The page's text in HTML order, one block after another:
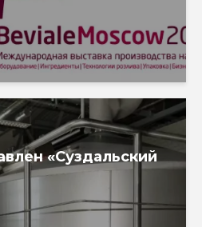
«Суздальский